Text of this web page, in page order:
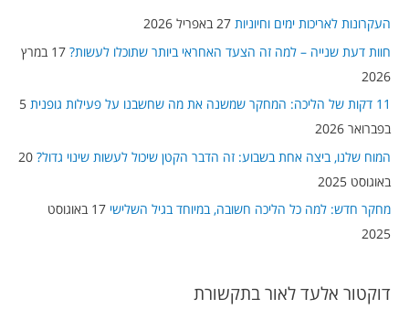
r
:
העקרונות לאריכות ימים וחיוניות 27 באפריל 2026
חוות דעת שנייה – למה זה הצעד האחראי ביותר שתוכלו לעשות?
17 במרץ
2026
11 דקות של הליכה: המחקר שמשנה את מה שחשבנו על פעילות גופנית
5
בפברואר 2026
המוח שלנו, ביצה אחת בשבוע: זה הדבר הקטן שיכול לעשות שינוי גדול? 20
באוגוסט 2025
מחקר חדש: למה כל הליכה חשובה, במיוחד בגיל השלישי
17 באוגוסט
2025
דוקטור אלעד לאור בתקשורת